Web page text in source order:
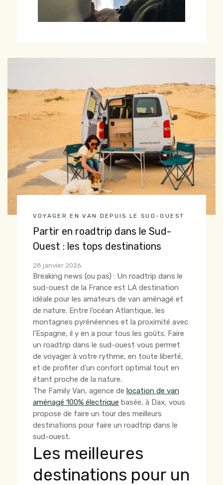
VOYAGER EN VAN DEPUIS LE SUD-OUEST
Partir en roadtrip dans le Sud-
Ouest : les tops destinations
28 janvier 2026
Breaking news (ou pas) : Un roadtrip dans le
sud-ouest de la France est LA destination
idéale pour les amateurs de van aménagé et
de nature. Entre l’océan Atlantique, les
montagnes pyrénéennes et la proximité avec
l’Espagne, il y en a pour tous les goûts. Faire
un roadtrip dans le sud-ouest vous permet
de voyager à votre rythme, en toute liberté,
et de profiter d’un confort optimal tout en
étant proche de la nature.
The Family Van, agence de location de van
aménagé 100% électrique basée, à Dax, vous
propose de faire un tour des meilleurs
destinations pour faire un roadtrip dans le
sud-ouest.
Les meilleures
destinations pour un